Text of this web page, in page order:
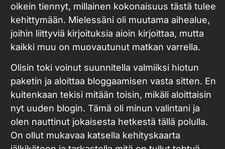
oikein tiennyt, millainen kokonaisuus tästä tulee
kehittymään. Mielessäni oli muutama aihealue,
joihin liittyviä kirjoituksia aioin kirjoittaa, mutta
kaikki muu on muovautunut matkan varrella.
Olisin toki voinut suunnitella valmiiksi hiotun
paketin ja aloittaa bloggaamisen vasta sitten. En
kuitenkaan tekisi mitään toisin, mikäli aloittaisin
nyt uuden blogin. Tämä oli minun valintani ja
olen nauttinut jokaisesta hetkestä tällä polulla.
On ollut mukavaa katsella kehityskaarta